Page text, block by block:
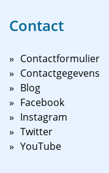
Contact
Contactformulier
Contactgegevens
Blog
Facebook
Instagram
Twitter
YouTube